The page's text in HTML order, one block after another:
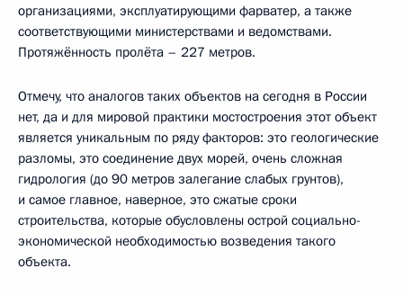
организациями, эксплуатирующими фарватер, а также
соответствующими министерствами и ведомствами.
Протяжённость пролёта – 227 метров.
Отмечу, что аналогов таких объектов на сегодня в России
нет, да и для мировой практики мостостроения этот объект
является уникальным по ряду факторов: это геологические
разломы, это соединение двух морей, очень сложная
гидрология (до 90 метров залегание слабых грунтов),
и самое главное, наверное, это сжатые сроки
строительства, которые обусловлены острой социально-
экономической необходимостью возведения такого
объекта.